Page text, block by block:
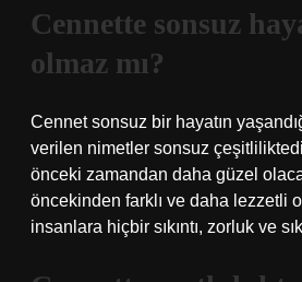
Cennette sonsuz
olmaz mı?
Cennet sonsuz bir hayatın
verilen nimetler sonsuz
önceki zamandan daha güzel
öncekinden farklı ve daha lezzetli
insanlara hiçbir sıkıntı, zorluk ve